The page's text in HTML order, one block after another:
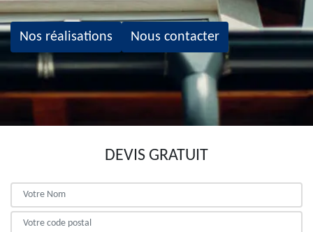
Nos réalisations Nous contacter
DEVIS GRATUIT